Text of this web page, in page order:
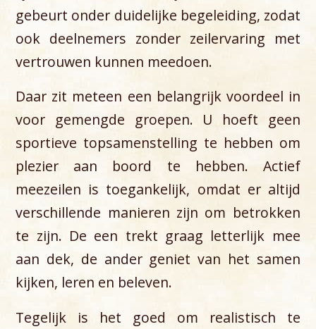
gebeurt onder duidelijke begeleiding, zodat
ook deelnemers zonder zeilervaring met
vertrouwen kunnen meedoen.
Daar zit meteen een belangrijk voordeel in
voor gemengde groepen. U hoeft geen
sportieve topsamenstelling te hebben om
plezier aan boord te hebben. Actief
meezeilen is toegankelijk, omdat er altijd
verschillende manieren zijn om betrokken
te zijn. De een trekt graag letterlijk mee
aan dek, de ander geniet van het samen
kijken, leren en beleven.
Tegelijk is het goed om realistisch te